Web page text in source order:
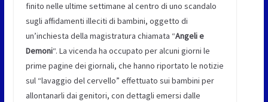
finito nelle ultime settimane al centro di uno scandalo
sugli affidamenti illeciti di bambini, oggetto di
un’inchiesta della magistratura chiamata “Angeli e
Demoni“. La vicenda ha occupato per alcuni giorni le
prime pagine dei giornali, che hanno riportato le notizie
sul “lavaggio del cervello” effettuato sui bambini per
allontanarli dai genitori, con dettagli emersi dalle